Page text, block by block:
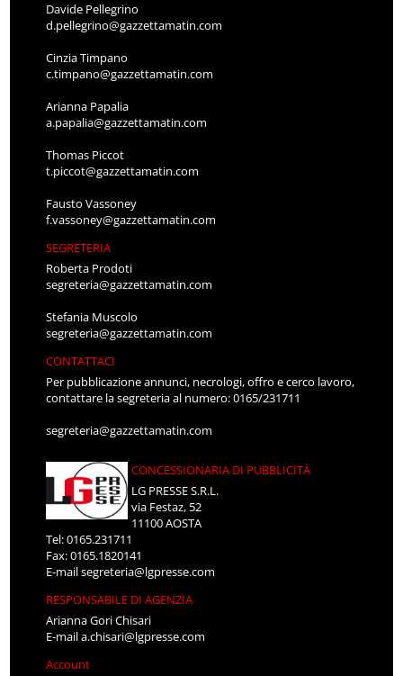
Davide Pellegrino
d.pellegrino@gazzettamatin.com
Cinzia Timpano
c.timpano@gazzettamatin.com
Arianna Papalia
a.papalia@gazzettamatin.com
Thomas Piccot
t.piccot@gazzettamatin.com
Fausto Vassoney
f.vassoney@gazzettamatin.com
SEGRETERIA
Roberta Prodoti
segreteria@gazzettamatin.com
Stefania Muscolo
segreteria@gazzettamatin.com
CONTATTACI
Per pubblicazione annunci, necrologi, offro e cerco lavoro,
contattare la segreteria al numero: 0165/231711
segreteria@gazzettamatin.com
CONCESSIONARIA DI PUBBLICITÀ
LG PRESSE S.R.L.
via Festaz, 52
11100 AOSTA
Tel: 0165.231711
Fax: 0165.1820141
E-mailsegreteria@lgpresse.com
RESPONSABILE DI AGENZIA
Arianna Gori Chisari
E-maila.chisari@lgpresse.com
Account